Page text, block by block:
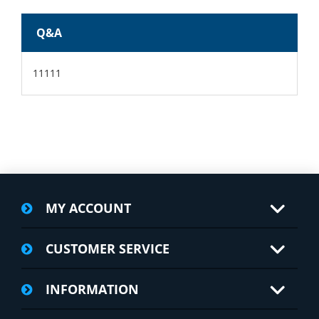
Q&A
11111
MY ACCOUNT
CUSTOMER SERVICE
INFORMATION